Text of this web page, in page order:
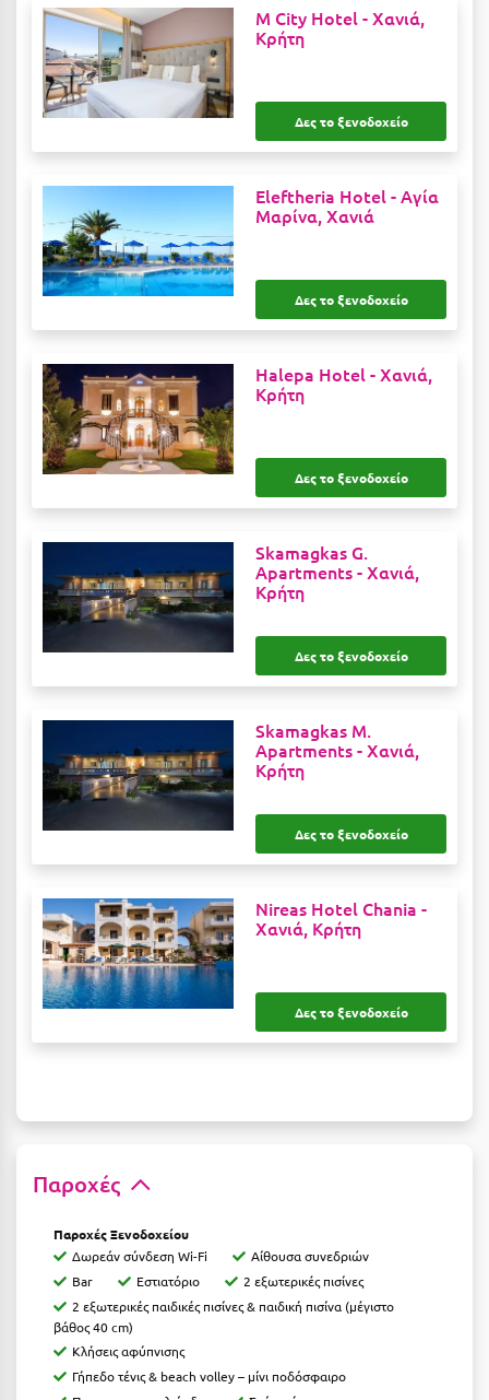
Κύπρος
Κως
Λακόπετρα Αχαΐας
Λακωνία
Λασίθι
Λέσβος
Λευκάδα
Λήμνος
Λίμνη Πλαστήρα
Λουτρά Πόζαρ
Λουτρά Υπάτης
Λούτσα
Μαρώνεια
Μεθώνη
Μεσολόγγι
Μονεμβασιά
Μουζάκι
Μπαλί Κρήτης
Μπάνσκο
Μπούκα Μεσσηνίας
M City Hotel -Χανιά,
Κρήτη
Δες το ξενοδοχείο
Eleftheria Hotel -Αγία
Μαρίνα, Χανιά
Δες το ξενοδοχείο
Halepa Hotel -Χανιά,
Κρήτη
Δες το ξενοδοχείο
Skamagkas G.
Apartments -Χανιά,
Κρήτη
Δες το ξενοδοχείο
Skamagkas M.
Apartments -Χανιά,
Κρήτη
Δες το ξενοδοχείο
Nireas Hotel Chania -
Χανιά, Κρήτη
Δες το ξενοδοχείο
Παροχές
Παροχές Ξενοδοχείου
Δωρεάν σύνδεση Wi-Fi
Αίθουσα συνεδριών
Bar
Εστιατόριο
2 εξωτερικές πισίνες
2 εξωτερικές παιδικές πισίνες & παιδική πισίνα (μέγιστο
βάθος 40 cm)
Κλήσεις αφύπνισης
Γήπεδο τένις & beach volley – μίνι ποδόσφαιρο